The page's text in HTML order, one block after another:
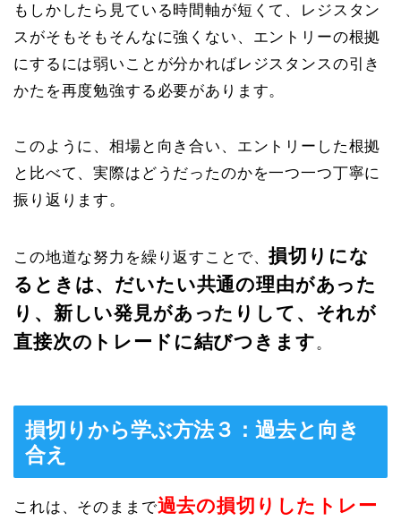
もしかしたら見ている時間軸が短くて、レジスタン
スがそもそもそんなに強くない、エントリーの根拠
にするには弱いことが分かればレジスタンスの引き
かたを再度勉強する必要があります。
このように、相場と向き合い、エントリーした根拠
と比べて、実際はどうだったのかを一つ一つ丁寧に
振り返ります。
この地道な努力を繰り返すことで、損切りにな
るときは、だいたい共通の理由があった
り、新しい発見があったりして、それが
直接次のトレードに結びつきます 。
損切りから学ぶ方法３：過去と向き
合え
これは、そのままで過去の損切りしたトレー